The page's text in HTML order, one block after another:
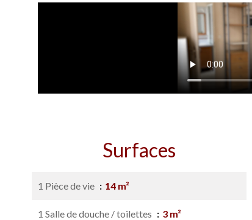
Surfaces
1 Pièce de vie 14 m²
1 Salle de douche / toilettes 3 m²